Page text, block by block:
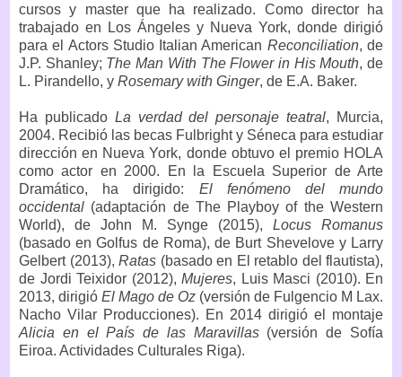
cursos y master que ha realizado. Como director ha
trabajado en Los Ángeles y Nueva York, donde dirigió
para el Actors Studio Italian American Reconciliation, de
J.P. Shanley; The Man With The Flower in His Mouth, de
L. Pirandello, y Rosemary with Ginger, de E.A. Baker.
Ha publicado La verdad del personaje teatral, Murcia,
2004. Recibió las becas Fulbright y Séneca para estudiar
dirección en Nueva York, donde obtuvo el premio HOLA
como actor en 2000. En la Escuela Superior de Arte
Dramático, ha dirigido: El fenómeno del mundo
occidental (adaptación de The Playboy of the Western
World), de John M. Synge (2015), Locus Romanus
(basado en Golfus de Roma), de Burt Shevelove y Larry
Gelbert (2013), Ratas (basado en El retablo del flautista),
de Jordi Teixidor (2012), Mujeres, Luis Masci (2010). En
2013, dirigió El Mago de Oz (versión de Fulgencio M Lax.
Nacho Vilar Producciones). En 2014 dirigió el montaje
Alicia en el País de las Maravillas(versión de Sofía
Eiroa. Actividades Culturales Riga).